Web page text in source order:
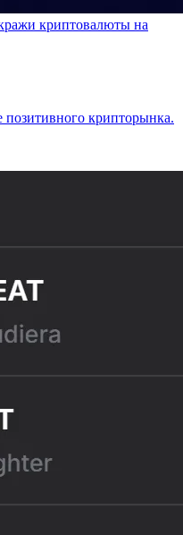
криптовалюты на
крипторынка.